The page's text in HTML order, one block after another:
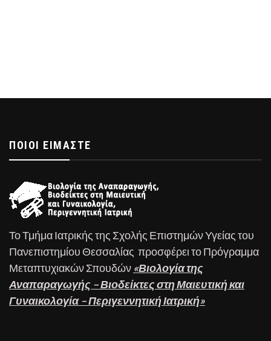
ΠΟΙΟΊ ΕΊΜΑΣΤΕ
Το Τμήμα Ιατρικής της Σχολής Επιστημών Υγείας του
Πανεπιστημίου Θεσσαλίας προσφέρει το Πρόγραμμα
Μεταπτυχιακών Σπουδών «Βιολογία της
Αναπαραγωγής – Βιοδείκτες στη Μαιευτική και
Γυναικολογία – Περιγεννητική Ιατρική»